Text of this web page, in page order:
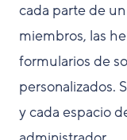
cada parte de
miembros, las
formularios de
personalizados.
y cada espacio